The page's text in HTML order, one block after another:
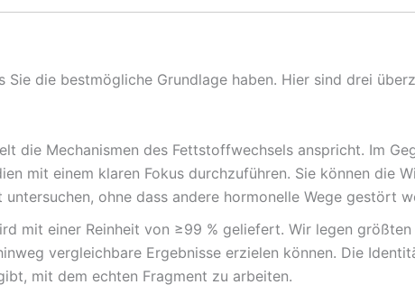
die bestmögliche Grundlage haben. Hier sind drei
die Mechanismen des Fettstoffwechsels anspricht. Im
mit einem klaren Fokus durchzuführen. Sie können die
ohne dass andere hormonelle Wege gestört
mit einer Reinheit von ≥99 % geliefert. Wir legen
vergleichbare Ergebnisse erzielen können. Die
mit dem echten Fragment zu arbeiten.